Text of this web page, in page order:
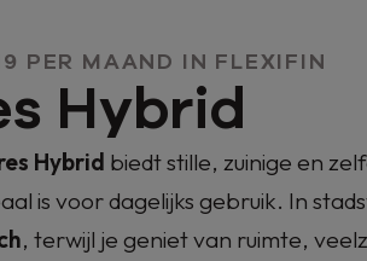
PER MAAND IN FLEXIFIN
Hybrid
Hybrid biedt stille, zuinige en
is voor dagelijks gebruik. In
, terwijl je geniet van ruimte,